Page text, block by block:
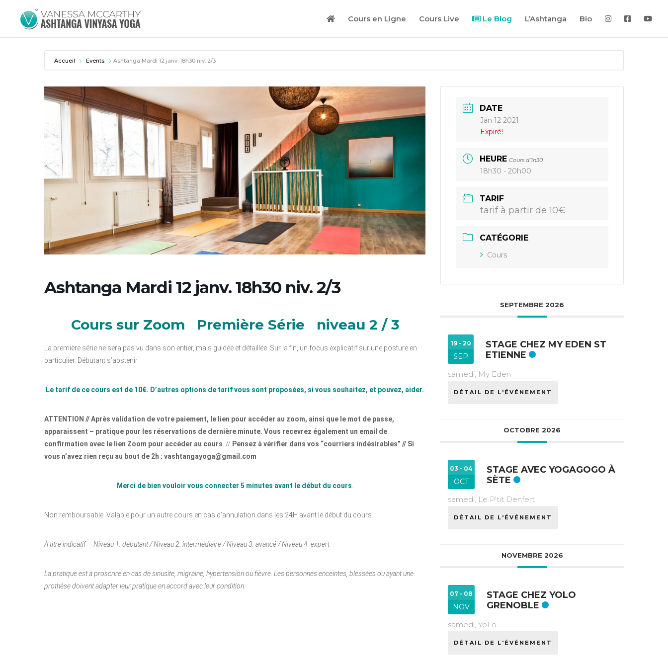
Cours en Ligne Cours Live Le Blog L’Ashtanga Bio
Accueil Events Ashtanga Mardi 12 janv. 18h30 niv. 2/3
Ashtanga Mardi 12 janv. 18h30 niv. 2/3
Cours sur Zoom Première Série niveau 2 / 3
La première série ne sera pas vu dans son entier, mais guidée et détaillée. Sur la fin, un focus explicatif sur une posture en
particulier. Débutant s’abstenir.
Le tarif de ce cours est de 10€. D’autres options de tarif vous sont proposées, si vous souhaitez, et pouvez, aider.
ATTENTION // Après validation de votre paiement, le lien pour accéder au zoom, ainsi que le mot de passe,
apparaissent – pratique pour les réservations de dernière minute. Vous recevrez également un email de
confirmation avec le lien Zoom pour accéder au cours . // Pensez à vérifier dans vos “courriers indésirables” // Si
vous n’avez rien reçu au bout de 2h : vashtangayoga@gmail.com
Merci de bien vouloir vous connecter 5 minutes avant le début du cours
Non remboursable. Valable pour un autre cours en cas d’annulation dans les 24H avant le début du cours.
À titre indicatif – Niveau 1: débutant / Niveau 2: intermédiaire / Niveau 3: avancé / Niveau 4: expert
La pratique est à proscrire en cas de sinusite, migraine, hypertension ou fièvre. Les personnes enceintes, blessées ou ayant une
prothèse doivent adapter leur pratique en accord avec leur condition.
DATE
Jan 12 2021
Expiré!
HEURE Cours d'1h30
18h30 - 20h00
TARIF
tarif à partir de 10€
CATÉGORIE
Cours
SEPTEMBRE 2026
19 - 20
SEP
STAGE CHEZ MY EDEN ST
ETIENNE
samedi, My Eden
DÉTAIL DE L'ÉVÉNEMENT
OCTOBRE 2026
03 - 04
OCT
STAGE AVEC YOGAGOGO À
SÈTE
samedi, Le P'tit Denfert
DÉTAIL DE L'ÉVÉNEMENT
NOVEMBRE 2026
07 - 08
NOV
STAGE CHEZ YOLO
GRENOBLE
samedi,YoLo
DÉTAIL DE L'ÉVÉNEMENT